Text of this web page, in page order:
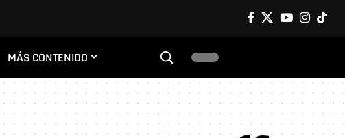
MÁS CONTENIDO